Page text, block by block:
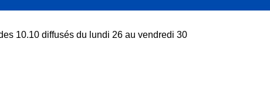
10.10 diffusés du lundi 26 au vendredi 30